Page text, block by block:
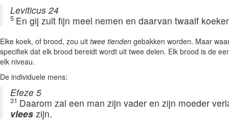
Leviticus 24
5 En gij zult fijn meel nemen en daarvan twaalf
Elke koek, of brood, zou uit twee tienden gebakken worden. Maar
specifiek dat elk brood bereidt wordt uit twee delen. Elk brood is de
elk niveau.
De individuele mens:
Efeze 5
31 Daarom zal een man zijn vader en zijn moeder
vlees zijn.